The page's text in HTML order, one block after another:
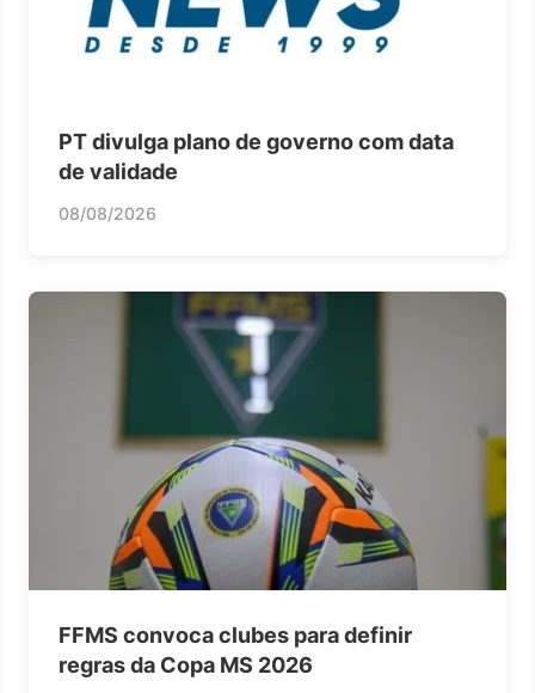
PT divulga plano de governo com data
de validade
08/08/2026
FFMS convoca clubes para definir
regras da Copa MS 2026